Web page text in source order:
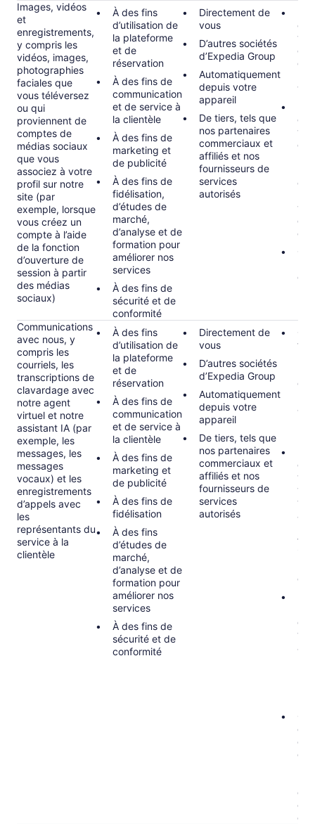
Images, vidéos
et
enregistrements,
y compris les
vidéos, images,
photographies
faciales que
vous téléversez
ou qui
proviennent de
comptes de
médias sociaux
que vous
associez à votre
profil sur notre
site (par
exemple, lorsque
vous créez un
compte à l’aide
de la fonction
d’ouverture de
session à partir
des médias
sociaux)
À des fins
d’utilisation de
la plateforme
et de
réservation
À des fins de
communication
et de service à
la clientèle
À des fins de
marketing et
de publicité
À des fins de
fidélisation,
d’études de
marché,
d’analyse et de
formation pour
améliorer nos
services
À des fins de
sécurité et de
conformité
Directement de
vous
D’autres sociétés
d’Expedia Group
Automatiquement
depuis votre
appareil
De tiers, tels que
nos partenaires
commerciaux et
affiliés et nos
fournisseurs de
services
autorisés
Communications
avec nous, y
compris les
courriels, les
transcriptions de
clavardage avec
notre agent
virtuel et notre
assistant IA (par
exemple, les
messages, les
messages
vocaux) et les
enregistrements
d’appels avec
les
représentants du
service à la
clientèle
À des fins
d’utilisation de
la plateforme
et de
réservation
À des fins de
communication
et de service à
la clientèle
À des fins de
marketing et
de publicité
À des fins de
fidélisation
À des fins
d’études de
marché,
d’analyse et de
formation pour
améliorer nos
services
À des fins de
sécurité et de
conformité
Directement de
vous
D’autres sociétés
d’Expedia Group
Automatiquement
depuis votre
appareil
De tiers, tels que
nos partenaires
commerciaux et
affiliés et nos
fournisseurs de
services
autorisés
est